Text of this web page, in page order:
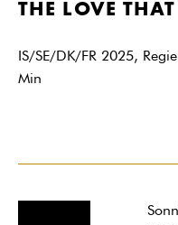
THE LOVE
IS/SE/DK/FR 2025,
Min